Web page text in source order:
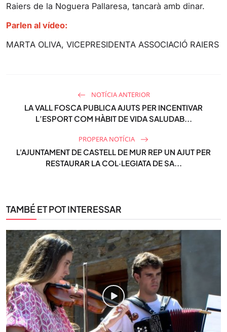
Raiers de la Noguera Pallaresa, tancarà amb dinar.
Parlen al vídeo:
MARTA OLIVA, VICEPRESIDENTA ASSOCIACIÓ RAIERS
NOTÍCIA ANTERIOR
LA VALL FOSCA PUBLICA AJUTS PER INCENTIVAR
L’ESPORT COM HÀBIT DE VIDA SALUDAB...
PROPERA NOTÍCIA
L'AJUNTAMENT DE CASTELL DE MUR REP UN AJUT PER
RESTAURAR LA COL·LEGIATA DE SA...
TAMBÉ ET POT INTERESSAR